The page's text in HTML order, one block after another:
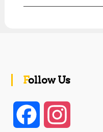
Follow Us